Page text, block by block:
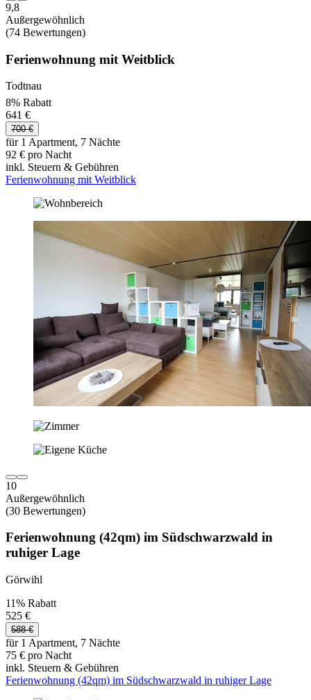
9,8
Außergewöhnlich
(74 Bewertungen)
Ferienwohnung mit Weitblick
Todtnau
8% Rabatt
641 €
700 €
für 1 Apartment, 7 Nächte
92 € pro Nacht
inkl. Steuern & Gebühren
Ferienwohnung mit Weitblick
10
Außergewöhnlich
(30 Bewertungen)
Ferienwohnung (42qm) im Südschwarzwald in
ruhiger Lage
Görwihl
11% Rabatt
525 €
588 €
für 1 Apartment, 7 Nächte
75 € pro Nacht
inkl. Steuern & Gebühren
Ferienwohnung (42qm) im Südschwarzwald in ruhiger Lage